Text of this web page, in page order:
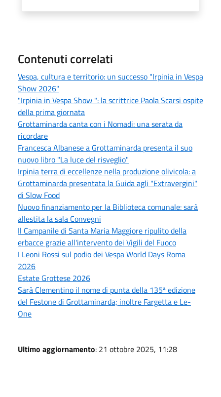
Contenuti correlati
Vespa, cultura e territorio: un successo "Irpinia in Vespa
Show 2026"
"Irpinia in Vespa Show ": la scrittrice Paola Scarsi ospite
della prima giornata
Grottaminarda canta con i Nomadi: una serata da
ricordare
Francesca Albanese a Grottaminarda presenta il suo
nuovo libro "La luce del risveglio"
Irpinia terra di eccellenze nella produzione olivicola: a
Grottaminarda presentata la Guida agli "Extravergini"
di Slow Food
Nuovo finanziamento per la Biblioteca comunale: sarà
allestita la sala Convegni
Il Campanile di Santa Maria Maggiore ripulito della
erbacce grazie all'intervento dei Vigili del Fuoco
I Leoni Rossi sul podio dei Vespa World Days Roma
2026
Estate Grottese 2026
Sarà Clementino il nome di punta della 135ª edizione
del Festone di Grottaminarda; inoltre Fargetta e Le-
One
Ultimo aggiornamento: 21 ottobre 2025, 11:28